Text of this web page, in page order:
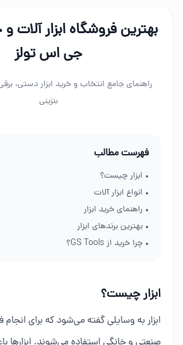
بهترین فروشگاه ابزار آلات و
جی اس تولز
راهنمای جامع انتخاب و خرید ابزار دستی،
بنزینی
فهرست مطالب
• ابزار چیست؟
• انواع ابزار آلات
• راهنمای خرید ابزار
• بهترین برندهای ابزار
• چرا خرید از GS Tools؟
ابزار چیست؟
ابزار به وسایلی گفته می‌شود که برای